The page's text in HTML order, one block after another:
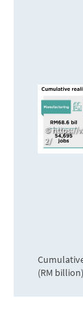
https://
2/
(RM billion)